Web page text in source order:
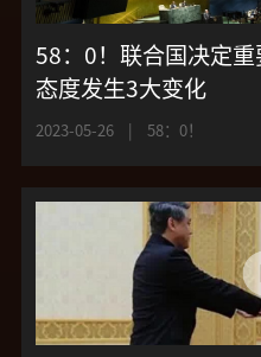
58：0！联合国决定
态度发生3大变化
2023-05-26 | 58：0！